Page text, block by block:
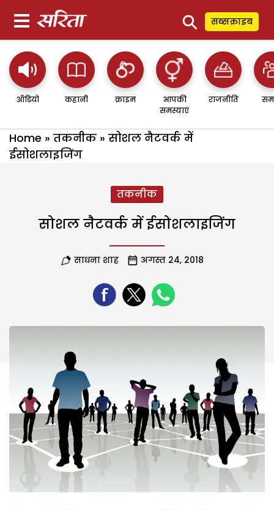
⚲ सब्सक्राइब
ऑडियो कहानी क्राइम
आपकी
समस्याएं
राजनीति
Home » तकनीक » सोशल नैटवर्क में
ईसोशलाइजिंग
तकनीक
सोशल नैटवर्क में ईसोशलाइजिंग
साधना शाह अगस्त 24, 2018